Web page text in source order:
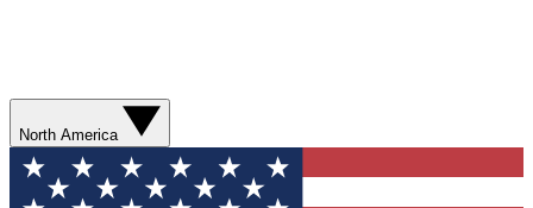
North America